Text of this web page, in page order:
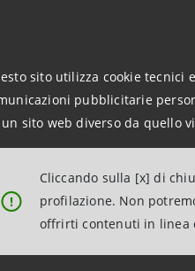
sito utilizza cookie tecnici
pubblicitarie
sito web diverso da quello
!
Cliccando sulla [x] di
profilazione. Non
offrirti contenuti in linea
I riconoscimenti
indipendente che
circa 1.800 investitori
Ulteriori